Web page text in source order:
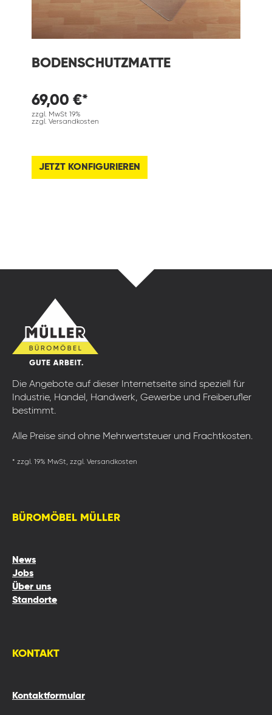
BODENSCHUTZMATTE
69,00 €*
zzgl. MwSt 19%
zzgl. Versandkosten
JETZT KONFIGURIEREN
Die Angebote auf dieser Internetseite sind speziell für
Industrie, Handel, Handwerk, Gewerbe und Freiberufler
bestimmt.
Alle Preise sind ohne Mehrwertsteuer und Frachtkosten.
* zzgl. 19% MwSt, zzgl. Versandkosten
BÜROMÖBEL MÜLLER
News
Jobs
Über uns
Standorte
KONTAKT
Kontaktformular